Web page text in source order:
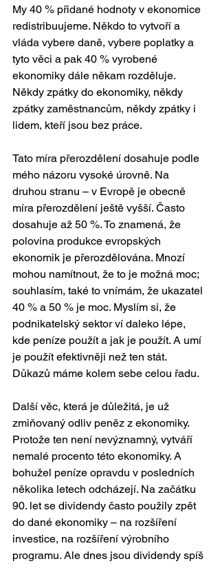
My 40 % přidané hodnoty v ekonomice
redistribuujeme. Někdo to vytvoří a
vláda vybere daně, vybere poplatky a
tyto věci a pak 40 % vyrobené
ekonomiky dále někam rozděluje.
Někdy zpátky do ekonomiky, někdy
zpátky zaměstnancům, někdy zpátky i
lidem, kteří jsou bez práce.
Tato míra přerozdělení dosahuje podle
mého názoru vysoké úrovně. Na
druhou stranu – v Evropě je obecně
míra přerozdělení ještě vyšší. Často
dosahuje až 50 %. To znamená, že
polovina produkce evropských
ekonomik je přerozdělována. Mnozí
mohou namítnout, že to je možná moc;
souhlasím, také to vnímám, že ukazatel
40 % a 50 % je moc. Myslím si, že
podnikatelský sektor ví daleko lépe,
kde peníze použít a jak je použít. A umí
je použít efektivněji než ten stát.
Důkazů máme kolem sebe celou řadu.
Další věc, která je důležitá, je už
zmiňovaný odliv peněz z ekonomiky.
Protože ten není nevýznamný, vytváří
nemalé procento této ekonomiky. A
bohužel peníze opravdu v posledních
několika letech odcházejí. Na začátku
90. let se dividendy často použily zpět
do dané ekonomiky – na rozšíření
investice, na rozšíření výrobního
programu. Ale dnes jsou dividendy spíš